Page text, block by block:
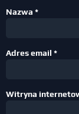
Nazwa *
Adres email *
Witryna